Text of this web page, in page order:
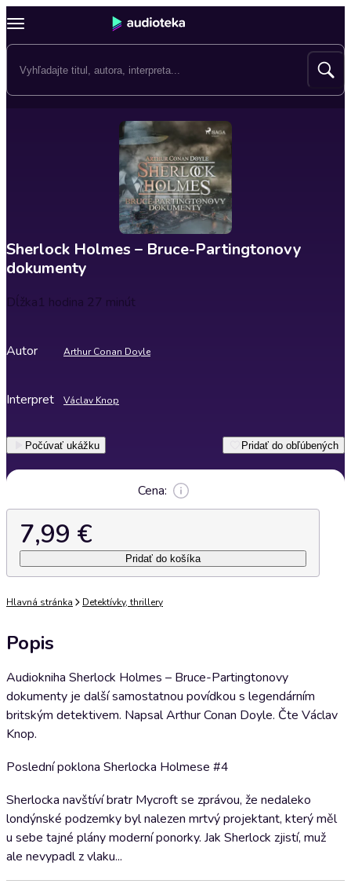
Sherlock Holmes – Bruce-Partingtonovy
dokumenty
Dĺžka1 hodina 27 minút
Autor Arthur Conan Doyle
Interpret Václav Knop
Počúvať ukážku Pridať do obľúbených
Cena:
7,99 €
Pridať do košíka
Hlavná stránka Detektívky, thrillery
Popis
Audiokniha Sherlock Holmes – Bruce-Partingtonovy
dokumenty je další samostatnou povídkou s legendárním
britským detektivem. Napsal Arthur Conan Doyle. Čte Václav
Knop.
Poslední poklona Sherlocka Holmese #4
Sherlocka navštíví bratr Mycroft se zprávou, že nedaleko
londýnské podzemky byl nalezen mrtvý projektant, který měl
u sebe tajné plány moderní ponorky. Jak Sherlock zjistí, muž
ale nevypadl z vlaku...